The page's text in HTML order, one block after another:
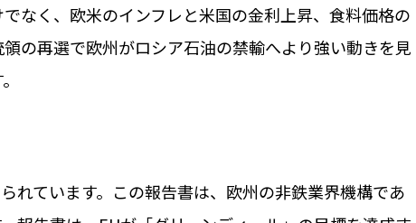
なく、欧米のインフレと米国の金利上昇、食料価格の
の再選で欧州がロシア石油の禁輸へより強い動きを見
れています。この報告書は、欧州の非鉄業界機構であ